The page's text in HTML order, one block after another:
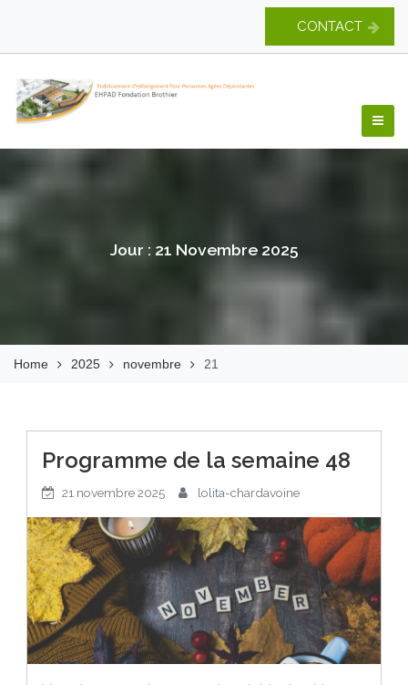
content
CONTACT
Jour : 21 Novembre 2025
Home 2025 novembre 21
Programme de la semaine 48
21 novembre 2025 lolita-chardavoine